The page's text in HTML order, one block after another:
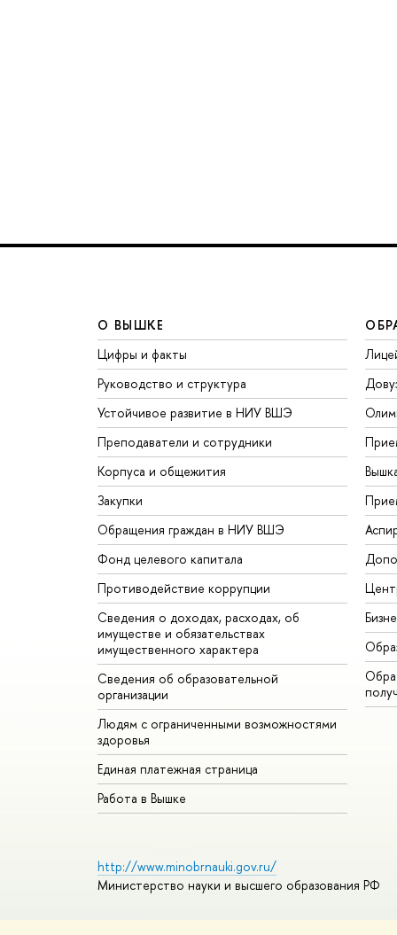
О ВЫШКЕ
Цифры и факты
Руководство и структура
Устойчивое развитие в НИУ ВШЭ
Преподаватели и сотрудники
Корпуса и общежития
Закупки
Обращения граждан в НИУ ВШЭ
Фонд целевого капитала
Противодействие коррупции
Сведения о доходах, расходах, об
имуществе и обязательствах
имущественного характера
Сведения об образовательной
организации
Людям с ограниченными возможностями
здоровья
Единая платежная страница
Работа в Вышке
http://www.minobrnauki.gov.ru/
Министерство науки и высшего образования РФ